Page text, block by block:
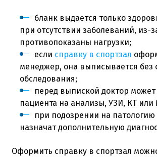
бланк выдается только
при отсутствии заболеваний, из-
противопоказаны нагрузки;
если справку в спортзал
менеджер, она выписывается без
обследования;
перед выпиской доктор
пациента на анализы, УЗИ, КТ или
при подозрении на патологию
назначат дополнительную
Оформить справку в спортзал